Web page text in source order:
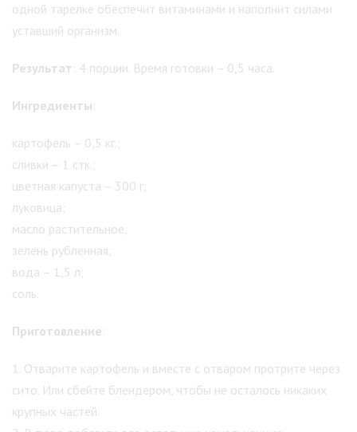
одной тарелке обеспечит витаминами и наполнит силами
уставший организм.
Результат: 4 порции. Время готовки – 0,5 часа.
Ингредиенты:
картофель – 0,5 кг.;
сливки – 1 стк.;
цветная капуста – 300 г;
луковица;
масло растительное;
зелень рубленная;
вода – 1,5 л;
соль.
Приготовление:
1. Отварите картофель и вместе с отваром протрите через
сито. Или сбейте блендером, чтобы не осталось никаких
крупных частей.